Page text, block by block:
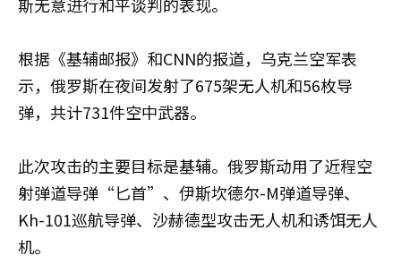
根据《基辅邮报》和CNN的报道，乌克兰空军表
示，俄罗斯在夜间发射了675架无人机和56枚导
弹，共计731件空中武器。
此次攻击的主要目标是基辅。俄罗斯动用了近程空
射弹道导弹“匕首”、伊斯坎德尔-M弹道导弹、
Kh-101巡航导弹、沙赫德型攻击无人机和诱饵无人
机。